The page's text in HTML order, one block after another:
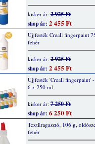
kisker ár: 2 925 Ft
shop ár: 2 455 Ft
Ujjfesték Creall fingerpaint
fehér
kisker ár: 2 925 Ft
shop ár: 2 455 Ft
Ujjfesték 'Creall fingerpaint'
6 x 250 ml
kisker ár: 7 250 Ft
shop ár: 6 250 Ft
Textilragasztó, 106 g,
fehér